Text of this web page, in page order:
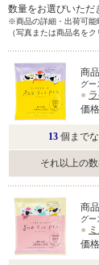
数量をお選びいただ
※商品の詳細・出荷可能
（写真または商品名をク
商
グー
●
価格
13 個まで
それ以上の
商
グー
●
価格